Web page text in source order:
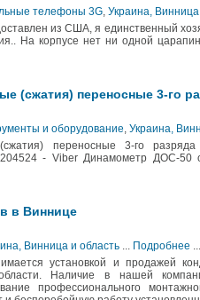
телефоны 3G, Украина, Винница
из США, я единственный
На корпусе нет ни одной
(сжатия) переносные 3-го
и оборудование, Украина,
переносные 3-го
- Viber Динамометр ДОС-50
в Виннице
Винница и область ... Подробнее ...
установкой и продажей
Наличие в нашей
профессионального